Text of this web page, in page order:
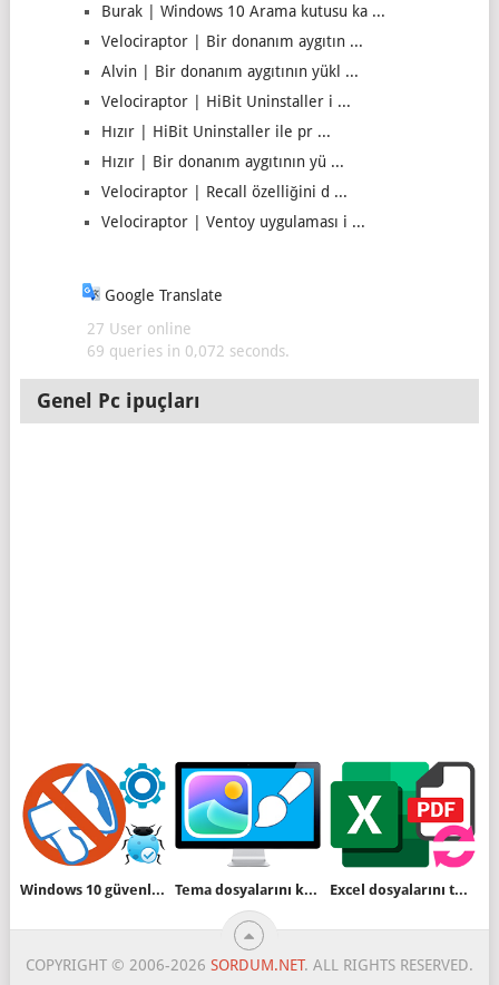
Burak | Windows 10 Arama kutusu ka ...
Velociraptor | Bir donanım aygıtın ...
Alvin | Bir donanım aygıtının yükl ...
Velociraptor | HiBit Uninstaller i ...
Hızır | HiBit Uninstaller ile pr ...
Hızır | Bir donanım aygıtının yü ...
Velociraptor | Recall özelliğini d ...
Velociraptor | Ventoy uygulaması i ...
Google Translate
27 User online
69 queries in 0,072 seconds.
Genel Pc ipuçları
Windows 10 güvenlik ve gizlilik ayarlarını bir tıkla yapın Tema dosyalarını kurmadan duvar kağıtlarını alalım Excel dosyalarını topluca Pdf formatına dönüştürün
COPYRIGHT © 2006-2026 SORDUM.NET. ALL RIGHTS RESERVED.